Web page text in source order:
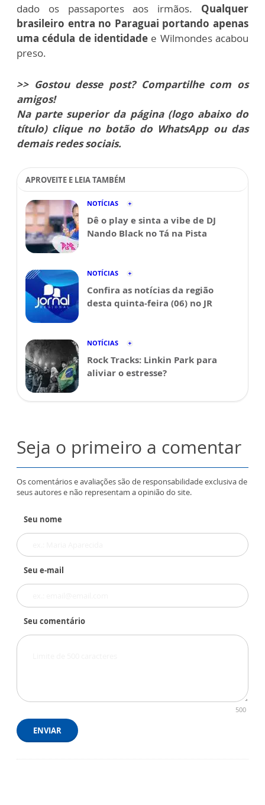
dado os passaportes aos irmãos. Qualquer
brasileiro entra no Paraguai portando apenas
uma cédula de identidade e Wilmondes acabou
preso.
>> Gostou desse post? Compartilhe com os
amigos!
Na parte superior da página (logo abaixo do
título) clique no botão do WhatsApp ou das
demais redes sociais.
APROVEITE E LEIA TAMBÉM
NOTÍCIAS
Dê o play e sinta a vibe de DJ
Nando Black no Tá na Pista
NOTÍCIAS
Confira as notícias da região
desta quinta-feira (06) no JR
NOTÍCIAS
Rock Tracks: Linkin Park para
aliviar o estresse?
Seja o primeiro a comentar
Os comentários e avaliações são de responsabilidade exclusiva de
seus autores e não representam a opinião do site.
Seu nome
Seu e-mail
Seu comentário
500
ENVIAR